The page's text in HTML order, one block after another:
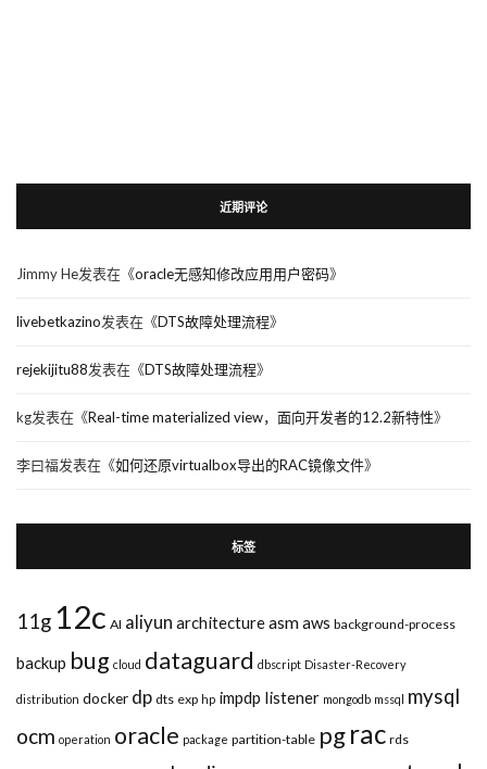
近期评论
Jimmy He发表在《oracle无感知修改应用用户密码》
livebetkazino发表在《DTS故障处理流程》
rejekijitu88发表在《DTS故障处理流程》
kg发表在《Real-time materialized view，面向开发者的12.2新特性》
李曰福发表在《如何还原virtualbox导出的RAC镜像文件》
标签
11g 12c AI aliyun architectureasmaws background-process
backup bug cloud dataguard dbscript Disaster-Recovery
distribution docker dp dts exp hp impdp listener mongodb mssql mysql
ocm operation oracle package partition-table pgrac rds